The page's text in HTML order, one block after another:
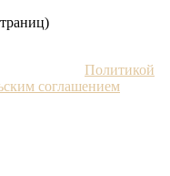
Политикой
соглашением